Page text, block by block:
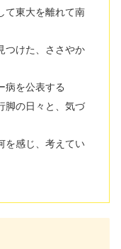
東大を離れて南
けた、ささやか
を公表する
の日々と、気づ
感じ、考えてい